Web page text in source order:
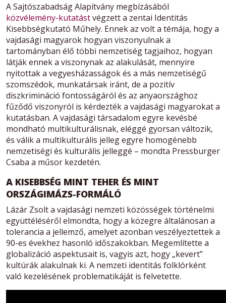
A Sajtószabadság Alapítvány megbízásából
közvélemény-kutatástvégzett a zentai Identitás
Kisebbségkutató Műhely. Ennek az volt a témája, hogy a
vajdasági magyarok hogyan viszonyulnak a
tartományban élő többi nemzetiség tagjaihoz, hogyan
látják ennek a viszonynak az alakulását, mennyire
nyitottak a vegyesházasságok és a más nemzetiségű
szomszédok, munkatársak iránt, de a pozitív
diszkrimináció fontosságáról és az anyaországhoz
fűződő viszonyról is kérdezték a vajdasági magyarokat a
kutatásban. A vajdasági társadalom egyre kevésbé
mondható multikulturálisnak, eléggé gyorsan változik,
és válik a multikulturális jelleg egyre homogénebb
nemzetiségi és kulturális jelleggé – mondta Pressburger
Csaba a műsor kezdetén.
A KISEBBSÉG MINT TEHER ÉS MINT
ORSZÁGIMÁZS-FORMÁLÓ
Lázár Zsolt a vajdasági nemzeti közösségek történelmi
együttéléséről elmondta, hogy a közegre általánosan a
tolerancia a jellemző, amelyet azonban veszélyeztettek a
90-es évekhez hasonló időszakokban. Megemlítette a
globalizáció aspektusait is, vagyis azt, hogy „kevert”
kultúrák alakulnak ki. A nemzeti identitás folklórként
való kezelésének problematikáját is felvetette.